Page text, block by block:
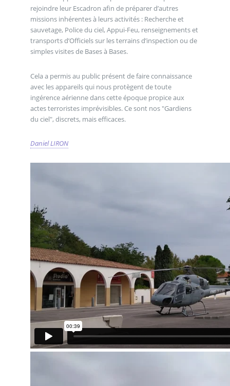
rejoindre leur Escadron afin de préparer d’autres
missions inhérentes à leurs activités : Recherche et
sauvetage, Police du ciel, Appui-Feu, renseignements et
transports d’Officiels sur les terrains d’inspection ou de
simples visites de Bases à Bases.
Cela a permis au public présent de faire connaissance
avec les appareils qui nous protègent de toute
ingérence aérienne dans cette époque propice aux
actes terroristes imprévisibles. Ce sont nos "Gardiens
du ciel", discrets, mais efficaces.
Daniel LIRON